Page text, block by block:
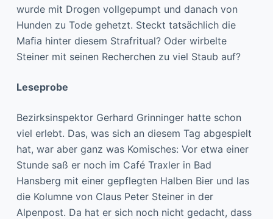
wurde mit Drogen vollgepumpt und danach von
Hunden zu Tode gehetzt. Steckt tatsächlich die
Maﬁa hinter diesem Strafritual? Oder wirbelte
Steiner mit seinen Recherchen zu viel Staub auf?
Leseprobe
Bezirksinspektor Gerhard Grinninger hatte schon
viel erlebt. Das, was sich an diesem Tag abgespielt
hat, war aber ganz was Komisches: Vor etwa einer
Stunde saß er noch im Café Traxler in Bad
Hansberg mit einer gepflegten Halben Bier und las
die Kolumne von Claus Peter Steiner in der
Alpenpost. Da hat er sich noch nicht gedacht, dass